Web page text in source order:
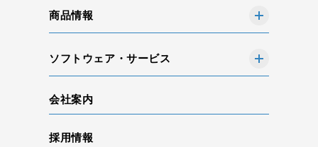
商品情報
ソフトウェア・サービス
会社案内
採用情報